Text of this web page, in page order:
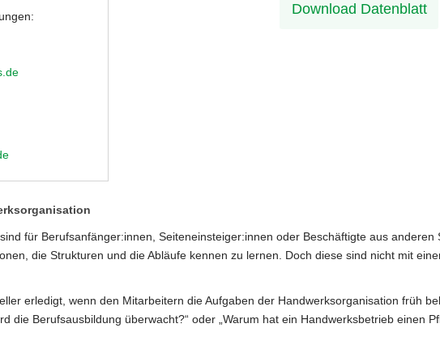
Download Datenblatt
für Berufsanfänger:innen, Seiteneinsteiger:innen oder Beschäftigte aus anderen
die Strukturen und die Abläufe kennen zu lernen. Doch diese sind nicht mit
erledigt, wenn den Mitarbeitern die Aufgaben der Handwerksorganisation früh
die Berufsausbildung überwacht?“ oder „Warum hat ein Handwerksbetrieb einen